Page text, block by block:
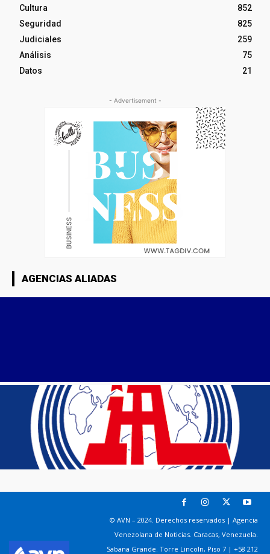
Cultura
852
Seguridad
825
Judiciales
259
Análisis
75
Datos
21
- Advertisement -
AGENCIAS ALIADAS
© AVN – 2024. Derechos reservados | Agencia
Venezolana de Noticias. Caracas, Venezuela.
Sabana Grande. Torre Lincoln, Piso 7 | +58 212